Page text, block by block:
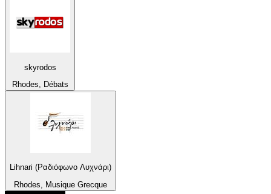
skyrodos
Rhodes, Débats
Lihnari (Ραδιόφωνο Λυχνάρι)
Rhodes, Musique Grecque